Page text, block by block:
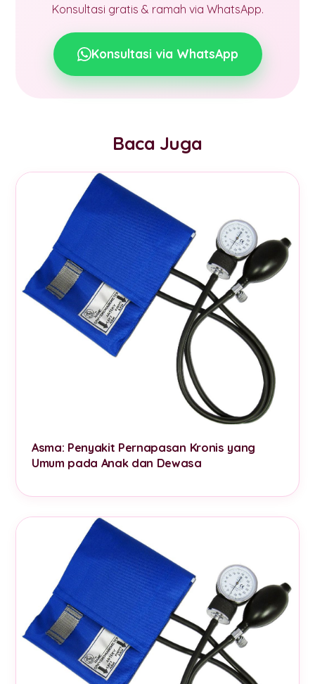
Konsultasi gratis & ramah via WhatsApp.
Konsultasi via WhatsApp
Baca Juga
Asma: Penyakit Pernapasan Kronis yang
Umum pada Anak dan Dewasa